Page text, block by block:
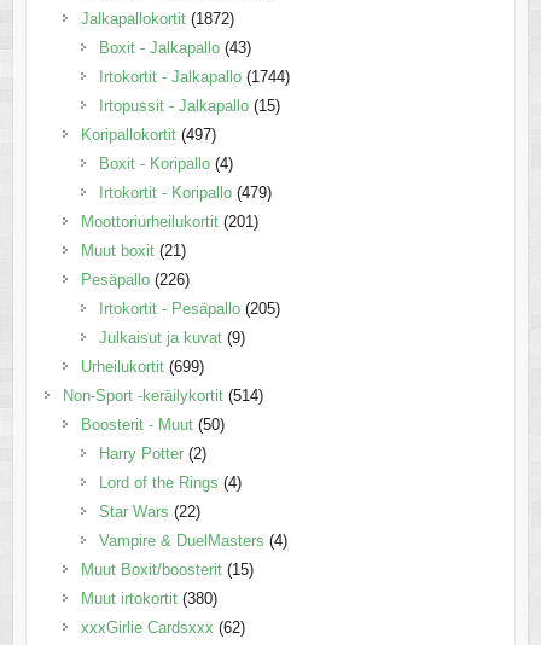
Jalkapallokortit (1872)
Boxit - Jalkapallo (43)
Irtokortit - Jalkapallo (1744)
Irtopussit - Jalkapallo (15)
Koripallokortit (497)
Boxit - Koripallo (4)
Irtokortit - Koripallo (479)
Moottoriurheilukortit (201)
Muut boxit (21)
Pesäpallo (226)
Irtokortit - Pesäpallo (205)
Julkaisut ja kuvat (9)
Urheilukortit (699)
Non-Sport -keräilykortit (514)
Boosterit - Muut (50)
Harry Potter (2)
Lord of the Rings (4)
Star Wars (22)
Vampire & DuelMasters (4)
Muut Boxit/boosterit (15)
Muut irtokortit (380)
xxxGirlie Cardsxxx (62)